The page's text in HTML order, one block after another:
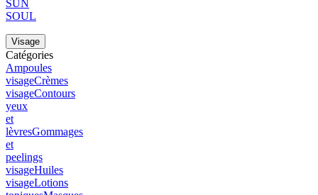
SUN
SOUL
Visage
Catégories
Ampoules
visageCrèmes
visageContours
yeux
et
lèvresGommages
et
peelings
visageHuiles
visageLotions